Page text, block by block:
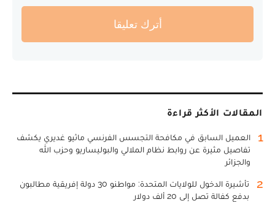
أترك تعليقا
المقالات الأكثر قراءة
1
العميل السابق في مكافحة التجسس الفرنسي ماثيو غديري يكشف
تفاصيل مثيرة عن روابط نظام الملالي والبوليساريو وحزب الله
والجزائر
2
تأشيرة الدخول للولايات المتحدة: مواطنو 30 دولة إفريقية مطالبون
بدفع كفالة تصل إلى 20 ألف دولار